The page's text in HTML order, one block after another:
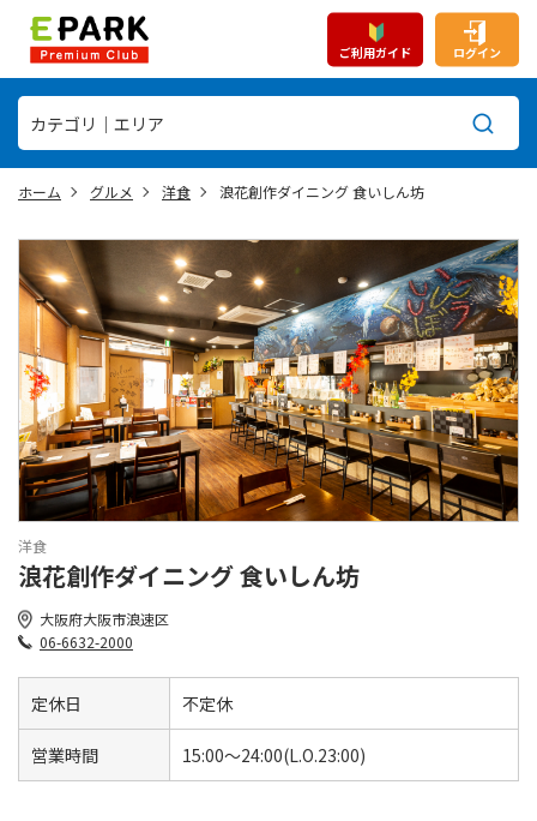
ご利用ガイド ログイン
ホーム グルメ 洋食 浪花創作ダイニング 食いしん坊
洋食
浪花創作ダイニング 食いしん坊
大阪府大阪市浪速区
06-6632-2000
定休日 不定休
営業時間 15:00～24:00(L.O.23:00)